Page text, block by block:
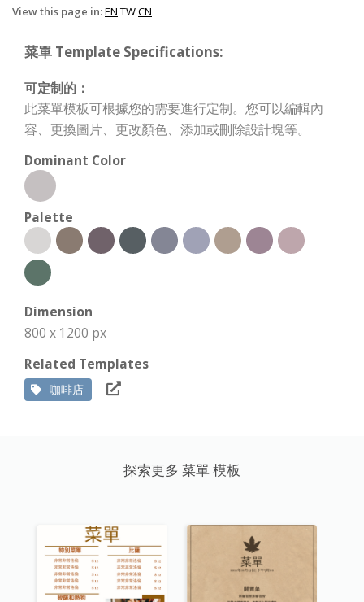
View this page in:EN TWCN
菜單 Template Specifications:
可定制的：
此菜單模板可根據您的需要進行定制。您可以編輯內
容、更換圖片、更改顏色、添加或刪除設計塊等。
Dominant Color
Palette
Dimension
800 x 1200 px
Related Templates
咖啡店
探索更多 菜單 模板